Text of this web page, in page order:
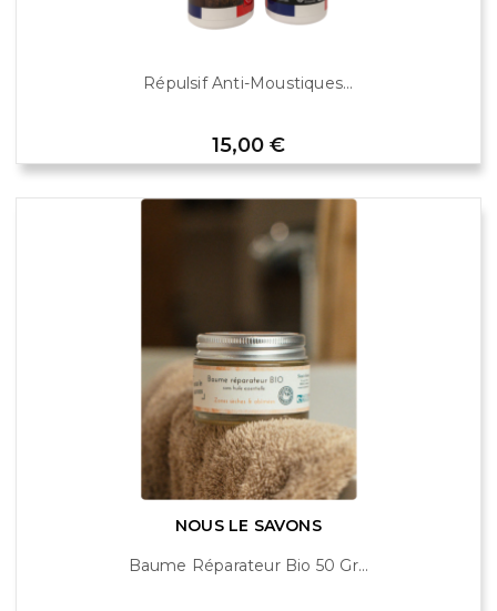
Répulsif Anti-Moustiques...
Prix
15,00 €
NOUS LE SAVONS
Baume Réparateur Bio 50 Gr...